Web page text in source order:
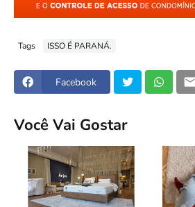
Tags ISSO É PARANÁ.
Facebook
Você Vai Gostar